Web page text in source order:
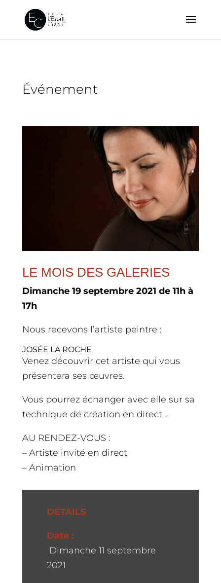
Événement
LE MOIS DES GALERIES
Dimanche 19 septembre 2021 de 11h à
17h
Nous recevons l’artiste peintre :
JOSÉE LA ROCHE
Venez découvrir cet artiste qui vous
présentera ses œuvres.
Vous pourrez échanger avec elle sur sa
technique de création en direct…
AU RENDEZ-VOUS :
– Artiste invité en direct
– Animation
DÉTAILS
Date :
Dimanche 11 septembre
2021